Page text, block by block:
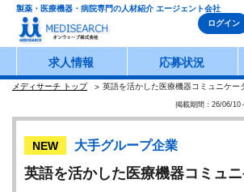
製薬・医療機器・病院専門の人材紹介 エージェント会社
ログイン
求人情報 応募状況
メディサーチ トップ 英語を活かした医療機器コミュニケー
掲載期間：26/06/
NEW 大手グループ企業
英語を活かした医療機器コミュ